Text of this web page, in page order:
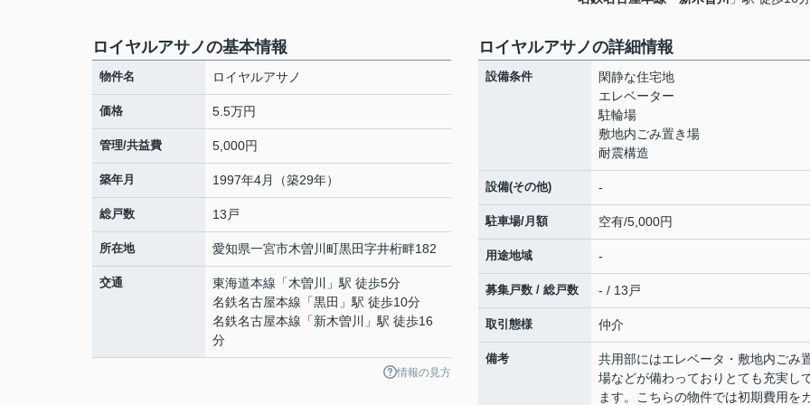
ロイヤルアサノの基本情報
物件名 ロイヤルアサノ
価格 5.5万円
管理/共益費 5,000円
築年月 1997年4月（築29年）
総戸数 13戸
所在地 愛知県一宮市木曽川町黒田字井桁畔182
交通 東海道本線 「木曽川
」駅 徒歩5分
名鉄名古屋本線 「黒田 」駅 徒歩10分
名鉄名古屋本線 「新木曽川
」駅 徒歩16
分
情報の見方
ロイヤルアサノの詳細情報
設備条件
閑静な住宅地
エレベーター
駐輪場
敷地内ごみ置き場
耐震構造
設備(その他) -
駐車場/月額 空有/5,000円
用途地域 -
募集戸数 / 総戸数 - / 13戸
取引態様 仲介
備考
共用部にはエレベータ・敷地内ごみ
場などが備わっておりとても充実し
ます。こちらの物件では初期費用を